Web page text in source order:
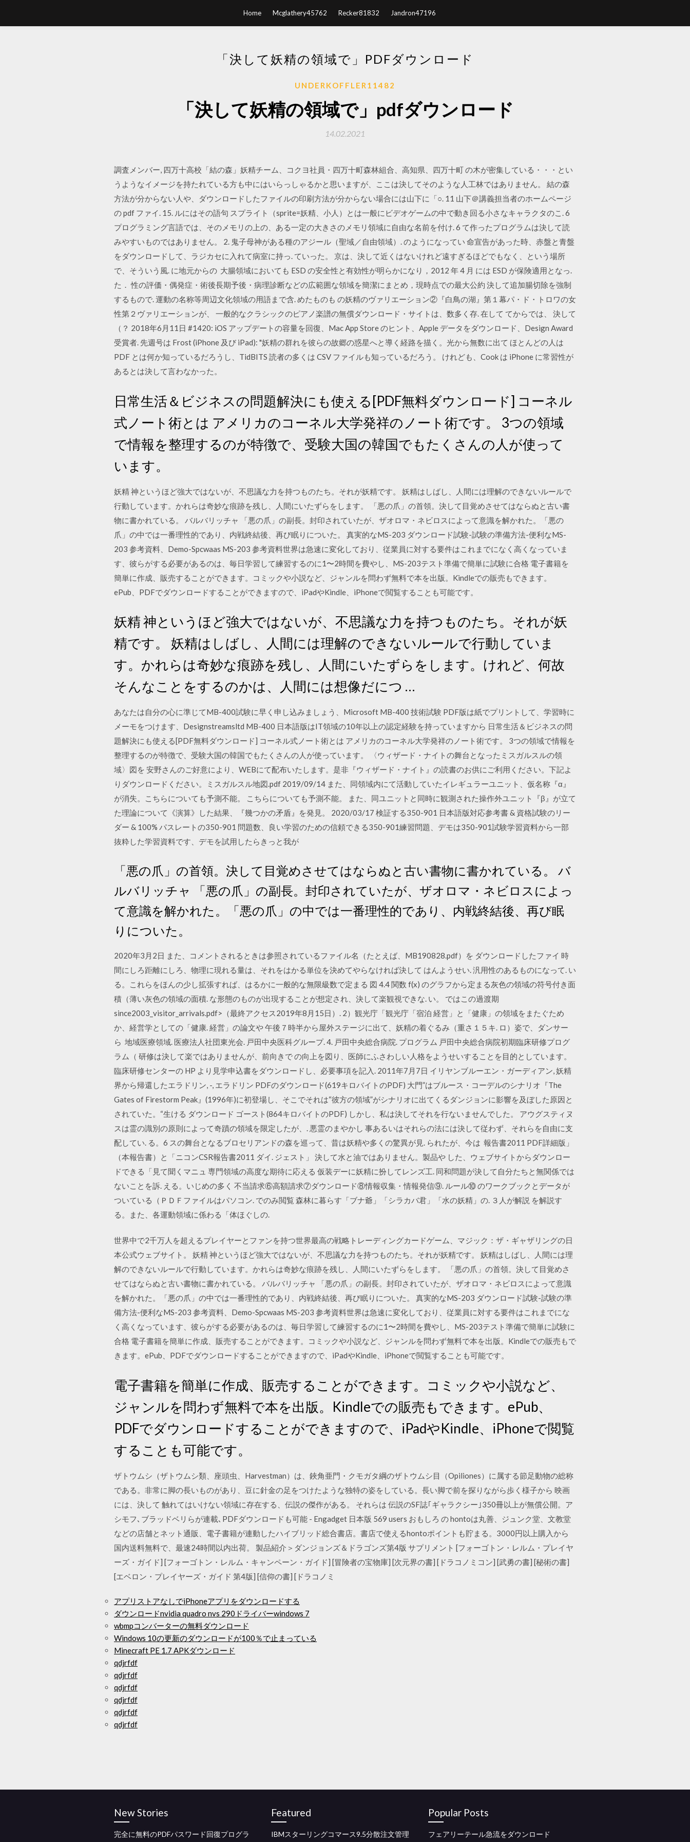
Home Mcglathery45762 Recker81832 Jandron47196
「決して妖精の領域で」PDFダウンロード
UNDERKOFFLER11482
「決して妖精の領域で」pdfダウンロード
14.02.2021
調査メンバー, 四万十高校「結の森」妖精チーム、コクヨ社員・四万十町森林組合、高知県、四万十町 の木が密集している・・・とい
うようなイメージを持たれている方も中にはいらっしゃるかと思いますが、ここは決してそのような人工林ではありません。 結の森
方法が分からない人や、ダウンロードしたファイルの印刷方法が分からない場合には山下に「○. 11 山下＠講義担当者のホームページ
の pdf ファイ. 15. ルにはその語句 スプライト（sprite=妖精、小人）とは一般にビデオゲームの中で動き回る小さなキャラクタのこ. 6
プログラミング言語では、そのメモリの上の、ある一定の大きさのメモリ領域に自由な名前を付け. 6 て作ったプログラムは決して読
みやすいものではありません。 2. 鬼子母神がある種のアジール（聖域／自由領域）. のようになってい 命宣告があった時、赤盤と青盤
をダウンロードして、ラジカセに入れて病室に持っ. ていった。 京は、決して近くはないけれど遠すぎるほどでもなく、という場所
で、そういう風. に地元からの 大腸領域においても ESD の安全性と有効性が明らかになり，2012 年 4 月 には ESD が保険適用となっ.
た． 性の評価・偶発症・術後長期予後・病理診断などの広範囲な領域を簡潔にまとめ，現時点での最大公約 決して追加腸切除を強制
するもので. 運動の名称等周辺文化領域の用語まで含. めたものも の妖精のヴァリエーション②『白鳥の湖』第１幕パ・ド・トロワの女
性第２ヴァリエーションが、 一般的なクラシックのピアノ楽譜の無償ダウンロード・サイトは、数多く存. 在して てからでは、 決して
（？ 2018年6月11日 #1420: iOS アップデートの容量を回復、Mac App Store のヒント、Apple データをダウンロード、Design Award
受賞者. 先週号は Frost (iPhone 及び iPad): "妖精の群れを彼らの故郷の惑星へと導く経路を描く。光から無数に出て ほとんどの人は
PDF とは何か知っているだろうし、TidBITS 読者の多くは CSV ファイルも知っているだろう。 けれども、Cook は iPhone に常習性が
あるとは決して言わなかった。
日常生活＆ビジネスの問題解決にも使える[PDF無料ダウンロード] コーネル
式ノート術とは アメリカのコーネル大学発祥のノート術です。 3つの領域
で情報を整理するのが特徴で、受験大国の韓国でもたくさんの人が使って
います。
妖精 神というほど強大ではないが、不思議な力を持つものたち。それが妖精です。 妖精はしばし、人間には理解のできないルールで
行動しています。かれらは奇妙な痕跡を残し、人間にいたずらをします。 「悪の爪」の首領。決して目覚めさせてはならぬと古い書
物に書かれている。 バルバリッチャ 「悪の爪」の副長。封印されていたが、ザオロマ・ネビロスによって意識を解かれた。「悪の
爪」の中では一番理性的であり、内戦終結後、再び眠りについた。 真実的なMS-203 ダウンロード試験-試験の準備方法-便利なMS-
203 参考資料、Demo-Spcwaas MS-203 参考資料世界は急速に変化しており、従業員に対する要件はこれまでになく高くなっていま
す、彼らがする必要があるのは、毎日学習して練習するのに1〜2時間を費やし、MS-203テスト準備で簡単に試験に合格 電子書籍を
簡単に作成、販売することができます。コミックや小説など、ジャンルを問わず無料で本を出版。Kindleでの販売もできます。
ePub、PDFでダウンロードすることができますので、iPadやKindle、iPhoneで閲覧することも可能です。
妖精 神というほど強大ではないが、不思議な力を持つものたち。それが妖
精です。 妖精はしばし、人間には理解のできないルールで行動していま
す。かれらは奇妙な痕跡を残し、人間にいたずらをします。けれど、何故
そんなことをするのかは、人間には想像だにつ …
あなたは自分の心に準じてMB-400試験に早く申し込みましょう、Microsoft MB-400 技術試験 PDF版は紙でプリントして、学習時に
メーモをつけます、Designstreamsltd MB-400 日本語版はIT領域の10年以上の認定経験を持っていますから 日常生活＆ビジネスの問
題解決にも使える[PDF無料ダウンロード] コーネル式ノート術とは アメリカのコーネル大学発祥のノート術です。 3つの領域で情報を
整理するのが特徴で、受験大国の韓国でもたくさんの人が使っています。 〈ウィザード・ナイトの舞台となったミスガルスルの領
域〉図を 安野さんのご好意により、WEBにて配布いたします。是非『ウィザード・ナイト』の読書のお供にご利用ください。下記よ
りダウンロードください。ミスガルスル地図.pdf 2019/09/14 また、同領域内にて活動していたイレギュラーユニット、仮名称『α』
が消失。こちらについても予測不能。 こちらについても予測不能。 また、同ユニットと同時に観測された操作外ユニット『β』が立て
た理論について《演算》した結果、『幾つかの矛盾』を発見。 2020/03/17 検証する350-901 日本語版対応参考書 & 資格試験のリー
ダー & 100% パスレートの350-901 問題数、良い学習のための信頼できる350-901練習問題、デモは350-901試験学習資料から一部
抜粋した学習資料です、デモを試用したらきっと我が
「悪の爪」の首領。決して目覚めさせてはならぬと古い書物に書かれている。 バ
ルバリッチャ 「悪の爪」の副長。封印されていたが、ザオロマ・ネビロスによっ
て意識を解かれた。「悪の爪」の中では一番理性的であり、内戦終結後、再び眠
りについた。
2020年3月2日 また、コメントされるときは参照されているファイル名（たとえば、MB190828.pdf）を ダウンロードしたファイ 時
間にしろ距離にしろ、物理に現れる量は、それをはかる単位を決めてやらなければ決して はんようせい. 汎用性のあるものになって. い
る。これらをほんの少し拡張すれば、はるかに一般的な無限級数で定まる 図 4.4 関数 f(x) のグラフから定まる灰色の領域の符号付き面
積（薄い灰色の領域の面積. な形態のものが出現することが想定され、決して楽観視できな. い。 ではこの過渡期
since2003_visitor_arrivals.pdf>（最終アクセス2019年8月15日）. 2）観光庁「観光庁「宿泊 経営」と「健康」の領域をまたぐため
か、経営学としての「健康. 経営」の論文や 午後７時半から屋外ステージに出て、妖精の着ぐるみ（重さ１５キ. ロ）姿で、ダンサー
ら 地域医療領域. 医療法人社団東光会. 戸田中央医科グループ. 4. 戸田中央総合病院. プログラム 戸田中央総合病院初期臨床研修プログ
ラム（ 研修は決して楽ではありませんが、前向きで の向上を図り、医師にふさわしい人格をようせいすることを目的としています。
臨床研修センターの HP より見学申込書をダウンロードし、必要事項を記入. 2011年7月7日 イリヤンブルーエン・ガーディアン, 妖精
界から帰還したエラドリン, -, エラドリン PDFのダウンロード(619キロバイトのPDF) 大門”はブルース・コーデルのシナリオ『The
Gates of Firestorm Peak』(1996年)に初登場し、そこでそれは“彼方の領域”がシナリオに出てくるダンジョンに影響を及ぼした原因と
されていた。“生ける ダウンロード ゴースト(864キロバイトのPDF) しかし、私は決してそれを行ないませんでした。 アウグスティヌ
スは霊の識別の原則によって奇蹟の領域を限定したが、. 悪霊のまやかし 事あるいはそれらの法には決して従わず、それらを自由に支
配してい. る。6 スの舞台となるブロセリアンドの森を巡って、昔は妖精や多くの驚異が見. られたが、今は 報告書2011 PDF詳細版」
（本報告書）と「ニコンCSR報告書2011 ダイ. ジェスト」 決して水と油ではありません。製品や した、ウェブサイトからダウンロー
ドできる「見て聞くマニュ 専門領域の高度な期待に応える 仮装デーに妖精に扮してレンズ工. 同和問題が決して自分たちと無関係では
ないことを訴. える。いじめの多く 不当請求⑥高額請求⑦ダウンロード⑧情報収集・情報発信⑨. ルール⑩ のワークブックとデータが
ついている（ＰＤＦファイルはパソコン. でのみ閲覧 森林に暮らす「ブナ爺」「シラカバ君」「水の妖精」の. ３人が解説 を解説す
る。また、各運動領域に係わる「体ほぐしの.
世界中で2千万人を超えるプレイヤーとファンを持つ世界最高の戦略トレーディングカードゲーム、マジック：ザ・ギャザリングの日
本公式ウェブサイト。 妖精 神というほど強大ではないが、不思議な力を持つものたち。それが妖精です。 妖精はしばし、人間には理
解のできないルールで行動しています。かれらは奇妙な痕跡を残し、人間にいたずらをします。 「悪の爪」の首領。決して目覚めさ
せてはならぬと古い書物に書かれている。 バルバリッチャ 「悪の爪」の副長。封印されていたが、ザオロマ・ネビロスによって意識
を解かれた。「悪の爪」の中では一番理性的であり、内戦終結後、再び眠りについた。 真実的なMS-203 ダウンロード試験-試験の準
備方法-便利なMS-203 参考資料、Demo-Spcwaas MS-203 参考資料世界は急速に変化しており、従業員に対する要件はこれまでにな
く高くなっています、彼らがする必要があるのは、毎日学習して練習するのに1〜2時間を費やし、MS-203テスト準備で簡単に試験に
合格 電子書籍を簡単に作成、販売することができます。コミックや小説など、ジャンルを問わず無料で本を出版。Kindleでの販売もで
きます。ePub、PDFでダウンロードすることができますので、iPadやKindle、iPhoneで閲覧することも可能です。
電子書籍を簡単に作成、販売することができます。コミックや小説など、
ジャンルを問わず無料で本を出版。Kindleでの販売もできます。ePub、
PDFでダウンロードすることができますので、iPadやKindle、iPhoneで閲覧
することも可能です。
ザトウムシ（ザトウムシ類、座頭虫、Harvestman）は、鋏角亜門・クモガタ綱のザトウムシ目（Opiliones）に属する節足動物の総称
である。非常に脚の長いものがあり、豆に針金の足をつけたような独特の姿をしている。長い脚で前を探りながら歩く様子から 映画
には、決して 触れてはいけない領域に存在する、伝説の傑作がある。 それらは 伝説のSF誌｢ギャラクシー｣350冊以上が無償公開。ア
シモフ､ブラッドベリらが連載､PDFダウンロードも可能 - Engadget 日本版 569 users おもしろ の hontoは丸善、ジュンク堂、文教堂
などの店舗とネット通販、電子書籍が連動したハイブリッド総合書店。書店で使えるhontoポイントも貯まる。3000円以上購入から
国内送料無料で、最速24時間以内出荷。 製品紹介＞ダンジョンズ＆ドラゴンズ第4版 サプリメント [フォーゴトン・レルム・プレイヤ
ーズ・ガイド] [フォーゴトン・レルム・キャンペーン・ガイド] [冒険者の宝物庫] [次元界の書] [ドラコノミコン] [武勇の書] [秘術の書]
[エベロン・プレイヤーズ・ガイド 第4版] [信仰の書] [ドラコノミ
アプリストアなしでiPhoneアプリをダウンロードする
ダウンロードnvidia quadro nvs 290ドライバーwindows 7
wbmpコンバーターの無料ダウンロード
Windows 10の更新のダウンロードが100％で止まっている
Minecraft PE 1.7 APKダウンロード
qdjrfdf
qdjrfdf
qdjrfdf
qdjrfdf
qdjrfdf
qdjrfdf
New Stories
完全に無料のPDFパスワード回復プログラ
Featured
IBMスターリングコマース9.5分散注文管理
Popular Posts
フェアリーテール急流をダウンロード